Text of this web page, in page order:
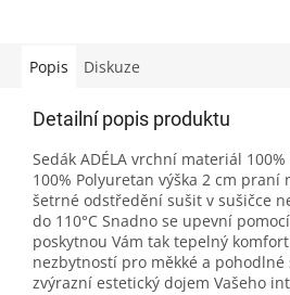
Popis Diskuze
Detailní popis produktu
Sedák ADÉLA vrchní materiál
100% Polyuretan výška 2 cm praní
šetrné odstředění sušit v sušičce
do 110°C Snadno se upevní
poskytnou Vám tak tepelný
nezbytností pro měkké a pohodlné
zvýrazní estetický dojem Vašeho